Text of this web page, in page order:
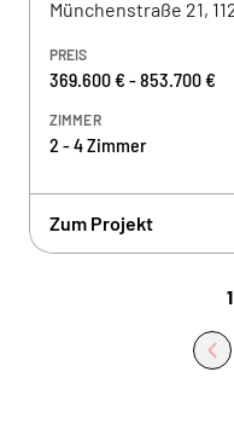
Münchenstraße 21,
PREIS
369.600 € - 853.700 €
ZIMMER
2 - 4 Zimmer
Zum Projekt